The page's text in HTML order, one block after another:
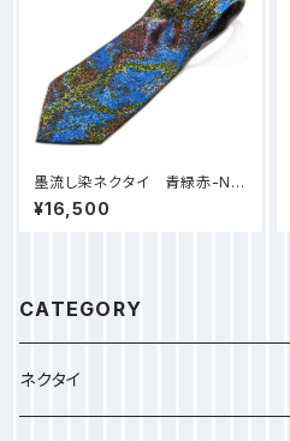
墨流し染ネクタイ 青緑赤-NN
16
¥16,500
CATEGORY
ネクタイ